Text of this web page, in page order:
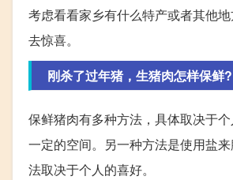
考虑看看家乡有什么特产或者其他
去惊喜。
刚杀了过年猪，生猪肉怎样保鲜?
保鲜猪肉有多种方法，具体取决于
一定的空间。另一种方法是使用盐
法取决于个人的喜好。